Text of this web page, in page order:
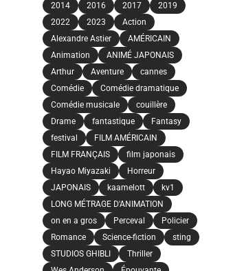
2014
2016 2017
2019
2022
2023
Action
Alexandre Astier
AMÉRICAIN
Animation
ANIMÉ JAPONAIS
Arthur
Aventure
cannes
Comédie
Comédie dramatique
Comédie musicale
couillère
Drame
fantastique
Fantasy
festival
FILM AMÉRICAIN
FILM FRANÇAIS
film japonais
Hayao Miyazaki
Horreur
JAPONAIS
kaamelott
kv1
LONG MÉTRAGE D'ANIMATION
on en a gros
Perceval
Policier
Romance
Science-fiction
sting
STUDIOS GHIBLI
Thriller